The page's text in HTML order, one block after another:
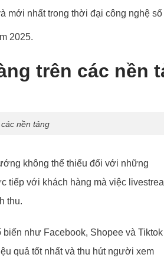
mới nhất trong thời đại công nghệ số
2025.
trên các nền
nền tảng
không thể thiếu đối với những
tiếp với khách hàng mà việc
thu.
như Facebook, Shopee và Tiktok
quả tốt nhất và thu hút người xem